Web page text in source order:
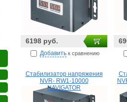
6198 руб.
Добавить к сравнению
Стабилизатор напряжения
NVR- RW1-10000
NAVIGATOR